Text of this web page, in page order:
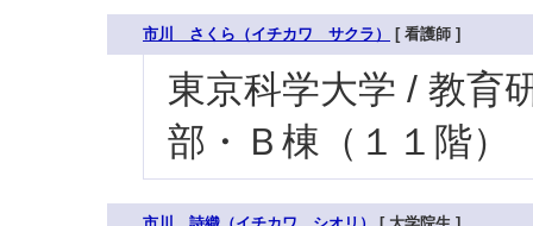
市川 さくら（イチカワ サクラ） [ 看護師 ]
東京科学大学 / 教育
部・Ｂ棟（１１階）